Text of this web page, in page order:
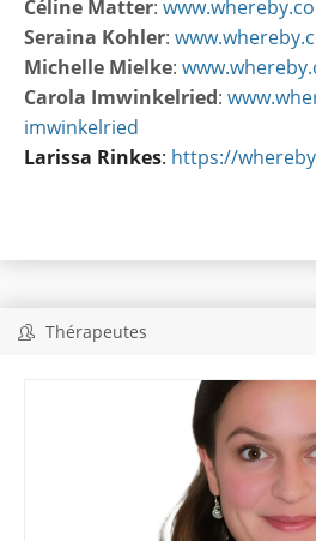
Céline Matter:
Seraina Kohler:
Michelle Mielke:
Carola Imwinkelried:
imwinkelried
Larissa Rinkes: https://
Thérapeutes